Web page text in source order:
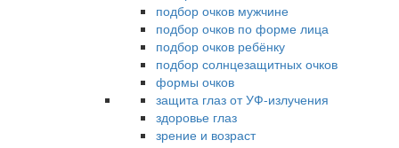
подбор очков мужчине
подбор очков по форме лица
подбор очков ребёнку
подбор солнцезащитных очков
формы очков
защита глаз от УФ-излучения
здоровье глаз
зрение и возраст